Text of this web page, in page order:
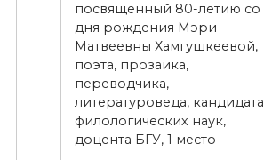
посвященный 80-летию со
дня рождения Мэри
Матвеевны Хамгушкеевой,
поэта, прозаика,
переводчика,
литературоведа, кандидата
филологических наук,
доцента БГУ, 1 место